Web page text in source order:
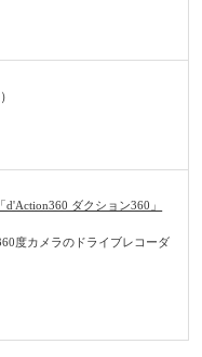
度カメラのドライブレコーダ